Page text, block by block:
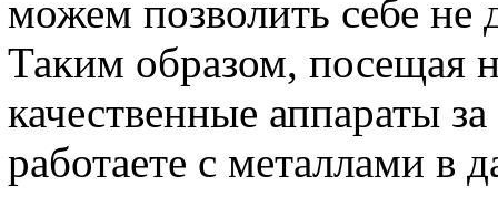
можем позволить себе не
Таким образом, посещая
качественные аппараты
работаете с металлами в